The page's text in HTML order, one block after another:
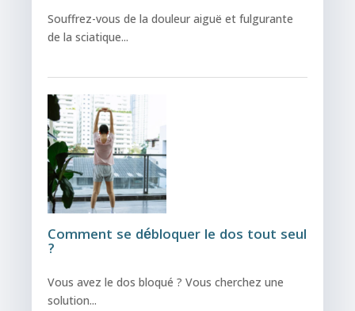
Souffrez-vous de la douleur aiguë et fulgurante
de la sciatique...
Comment se débloquer le dos tout seul
?
Vous avez le dos bloqué ? Vous cherchez une
solution...